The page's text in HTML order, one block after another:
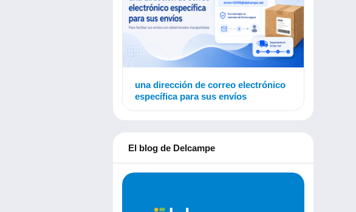
una dirección de correo electrónico
específica para sus envíos
El blog de Delcampe